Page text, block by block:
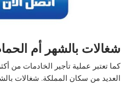
شغالات بالشهر أم
كما تعتبر عملية تأجير الخادمات من
العديد من سكان المملكة. شغالات